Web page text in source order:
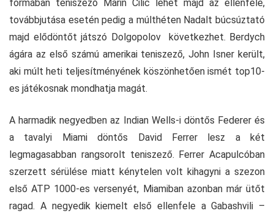
formában teniszező Marin Cilic lehet majd az ellenfele,
továbbjutása esetén pedig a múlthéten Nadalt búcsúztató
majd elődöntőt játszó Dolgopolov következhet. Berdych
ágára az első számú amerikai teniszező, John Isner került,
aki múlt heti teljesítményének köszönhetően ismét top10-
es játékosnak mondhatja magát.
A harmadik negyedben az Indian Wells-i döntős Federer és
a tavalyi Miami döntős David Ferrer lesz a két
legmagasabban rangsorolt teniszező. Ferrer Acapulcóban
szerzett sérülése miatt kénytelen volt kihagyni a szezon
első ATP 1000-es versenyét, Miamiban azonban már ütőt
ragad. A negyedik kiemelt első ellenfele a Gabashvili –